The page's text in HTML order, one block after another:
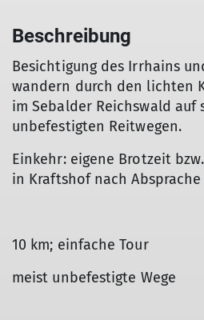
Beschreibung
Besichtigung des Irrhains
wandern durch den lichten
im Sebalder Reichswald auf
unbefestigten Reitwegen.
Einkehr: eigene Brotzeit
in Kraftshof nach Absprache
10 km; einfache Tour
meist unbefestigte Wege